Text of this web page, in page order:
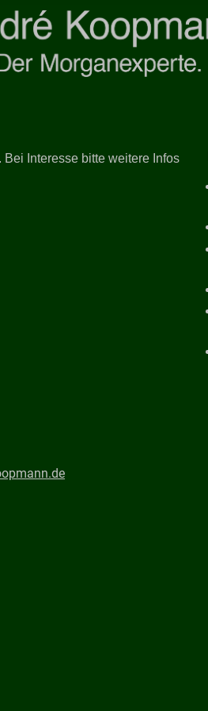
Interesse bitte weitere Infos